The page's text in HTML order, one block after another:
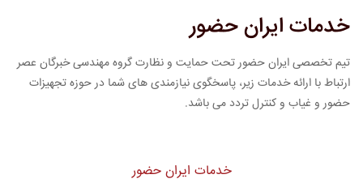
خدمات ایران حضور
تیم تخصصی ایران حضور تحت حمایت و نظارت گروه مهندسی خبرگان عصر
ارتباط با ارائه خدمات زیر، پاسخگوی نیازمندی های شما در حوزه تجهیزات
حضور و غیاب و کنترل تردد می باشد.
خدمات ایران حضور